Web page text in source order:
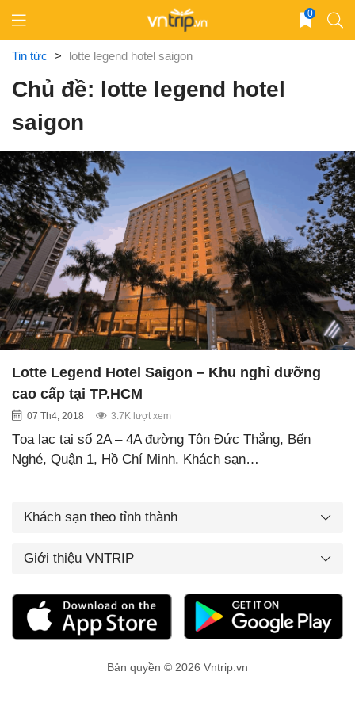
content
0
Tin tức > lotte legend hotel saigon
Chủ đề: lotte legend hotel
saigon
Lotte Legend Hotel Saigon – Khu nghỉ dưỡng
cao cấp tại TP.HCM
07 Th4, 2018 3.7K lượt xem
Tọa lạc tại số 2A – 4A đường Tôn Đức Thắng, Bến
Nghé, Quận 1, Hồ Chí Minh. Khách sạn…
Khách sạn theo tỉnh thành
Giới thiệu VNTRIP
Bản quyền © 2026 Vntrip.vn